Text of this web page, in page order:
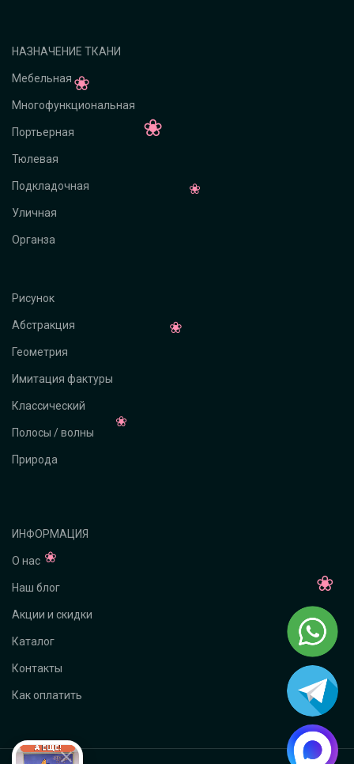
НАЗНАЧЕНИЕ ТКАНИ
Мебельная
Многофункциональная
Портьерная
Тюлевая
Подкладочная
Уличная
Органза
Рисунок
Абстракция
Геометрия
Имитация фактуры
Классический
Полосы / волны
Природа
ИНФОРМАЦИЯ
О нас
Наш блог
Акции и скидки
Каталог
Контакты
Как оплатить